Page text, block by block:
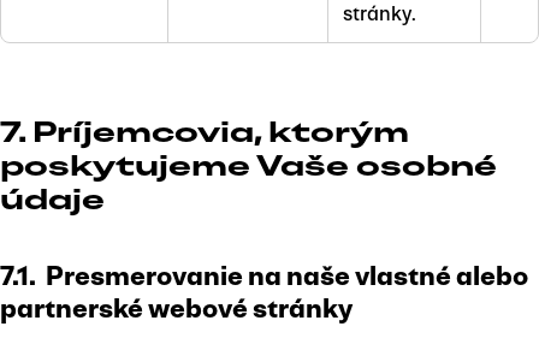
stránky.
7. Príjemcovia, ktorým
poskytujeme Vaše osobné
údaje
7.1. Presmerovanie na naše vlastné alebo
partnerské webové stránky